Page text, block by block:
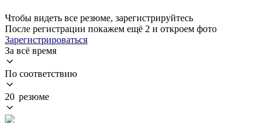
Чтобы видеть все резюме, зарегистрируйтесь
После регистрации покажем ещё 2 и откроем фото
Зарегистрироваться
За всё время
По соответствию
20 резюме